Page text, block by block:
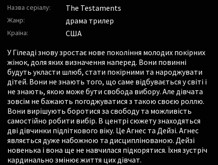
Назва серіалу: The Testaments
Жанр: драма трилер
Країна:
США
У Гілеаді знову зростає нове покоління молодих покірних
жінок, доля яких визначення наперед. Вони повинні
будуть укласти шлюб, стати покірними та народжувати
дітей. Вони не знають того, що саме відбувається у світі і
не знають, якою може бути свобода вибору. Але дівчата
зовсім не бажають погоджуватися з такою своєю роллю.
Вони вирішують боротися за свободу та можливість
самостійно робити вибір. В центрі сюжету знаходяться
дві дівчинки підліткового віку. Це Агнес та Дейзі. Агнес
являється дуже набожною та дисциплінованою. Дейзі
новенька і вона ще не навчилася підкорятися. Їхня зустріч
кардинально змінює життя цих дівчат.